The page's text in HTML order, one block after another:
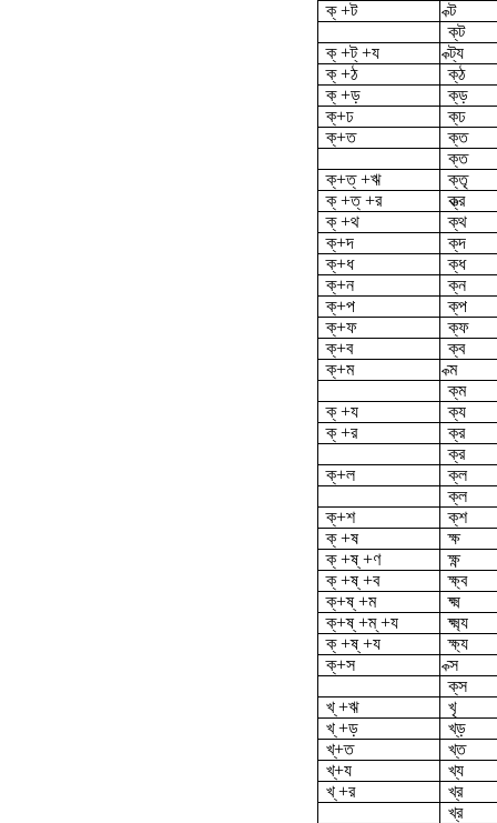
ক্ +ট
ক্ট
ক্‌ট
ক্ +ট্ +য
ক্ট্য
ক্ +ঠ
ক্‌ঠ
ক্ +ড়
ক্‌ড়
ক্‌+ঢ
ক্‌ঢ
ক্‌+ত
ক্ত
ক্‌ত
ক্‌+ত্ +ঋ
ক্তৃ
ক্ +ত্ +র
ক্ত্র
ক্ +থ
ক্‌থ
ক্‌+দ
ক্‌দ
ক্‌+ধ
ক্‌ধ
ক্‌+ন
ক্‌ন
ক্‌+প
ক্‌প
ক্‌+ফ
ক্‌ফ
ক্‌+ব
ক্ব
ক্‌+ম
ক্ম
ক্‌ম
ক্ +য
ক্য
ক্ +র
ক্র
ক্‌র
ক্‌+ল
ক্ল
ক্‌ল
ক্‌+শ
ক্‌শ
ক্ +ষ
ক্ষ
ক্ +ষ্ +ণ
ক্ষ্ণ
ক্ +ষ্ +ব
ক্ষ্ব
ক্‌+ষ্ +ম
ক্ষ্ম
ক্‌+ষ্ +ম্ +য
ক্ষ্ম্য
ক্ +ষ্ +য
ক্ষ্য
ক্‌+স
ক্স
ক্‌স
খ্ +ঋ
খৃ
খ্ +ড়
খ্‌ড়
খ্‌+ত
খ্‌ত
খ্‌+য
খ্য
খ্ +র
খ্র
খ্‌র